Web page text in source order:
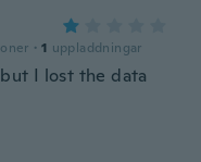
· 1 uppladdningar
I lost the data